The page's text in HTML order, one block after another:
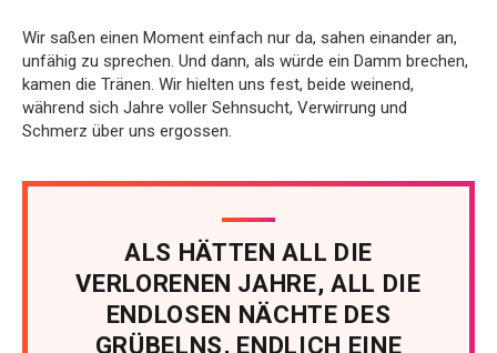
Wir saßen einen Moment einfach nur da, sahen einander an,
unfähig zu sprechen. Und dann, als würde ein Damm brechen,
kamen die Tränen. Wir hielten uns fest, beide weinend,
während sich Jahre voller Sehnsucht, Verwirrung und
Schmerz über uns ergossen.
ALS HÄTTEN ALL DIE
VERLORENEN JAHRE, ALL DIE
ENDLOSEN NÄCHTE DES
GRÜBELNS, ENDLICH EINE